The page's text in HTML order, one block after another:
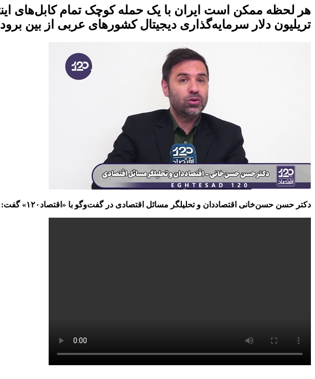
تریلیون دلار سرمایه‌گذاری دیجیتال کشورهای عربی از بین برود
دکتر حسن حسن‌خانی اقتصاددان و تحلیلگر مسائل اقتصادی در گفت‌وگو با «اقتصاد۱۲۰» گفت: